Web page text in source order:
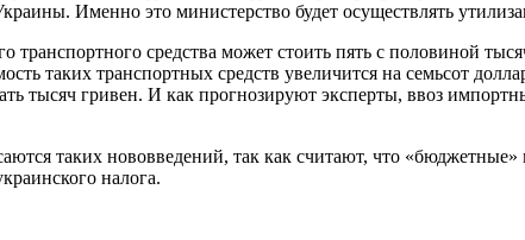
Именно это министерство будет осуществлять
транспортного средства может стоить пять с половиной
таких транспортных средств увеличится на семьсот
тысяч гривен. И как прогнозируют эксперты, ввоз
таких нововведений, так как считают, что
налога.